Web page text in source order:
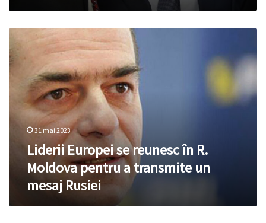
„Vom
retorica
care
va
domina
acolo”
Europei
se
reunesc
Moldova
pentru
transmite
mesaj
Rusiei
31 mai 2023
Liderii Europei se reunesc în R.
Moldova pentru a transmite un
mesaj Rusiei